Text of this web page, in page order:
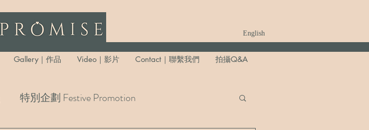
English
Gallery｜作品 Video｜影片 Contact｜聯繫我們 拍攝Q&A
特別企劃 Festive Promotion